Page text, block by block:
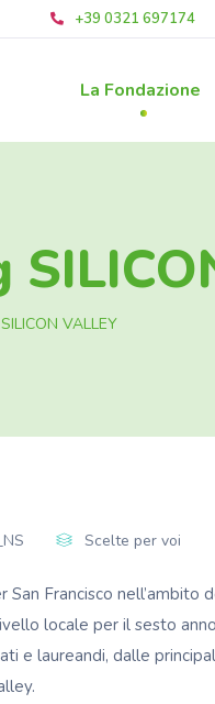
+39 0321 697174
La Fondazione
VALLEY
Scelte per voi
San Francisco nell’ambito
locale per il sesto
e laureandi, dalle